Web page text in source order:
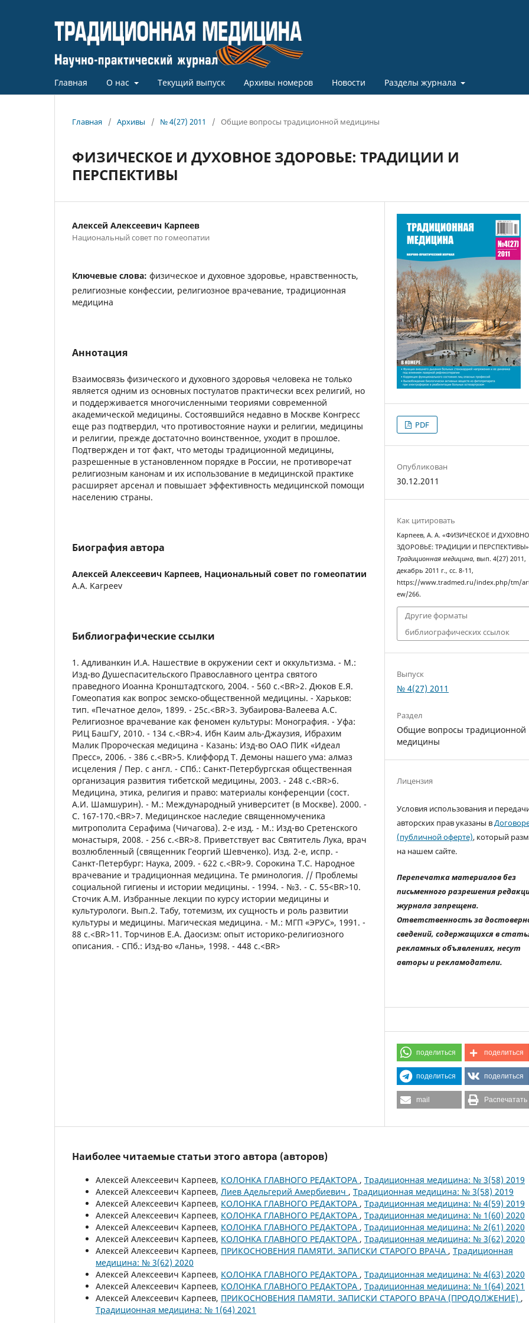
Главная О нас Текущий выпуск Архивы номеров Новости Разделы журнала
Главная / Архивы / № 4(27) 2011 / Общие вопросы традиционной медицины
ФИЗИЧЕСКОЕ И ДУХОВНОЕ ЗДОРОВЬЕ: ТРАДИЦИИ И
ПЕРСПЕКТИВЫ
Алексей Алексеевич Карпеев
Национальный совет по гомеопатии
Ключевые слова: физическое и духовное здоровье, нравственность,
религиозные конфессии, религиозное врачевание, традиционная
медицина
Аннотация
Взаимосвязь физического и духовного здоровья человека не только
является одним из основных постулатов практически всех религий, но
и поддерживается многочисленными теориями современной
академической медицины. Состоявшийся недавно в Москве Конгресс
еще раз подтвердил, что противостояние науки и религии, медицины
и религии, прежде достаточно воинственное, уходит в прошлое.
Подтвержден и тот факт, что методы традиционной медицины,
разрешенные в установленном порядке в России, не противоречат
религиозным канонам и их использование в медицинской практике
расширяет арсенал и повышает эффективность медицинской помощи
населению страны.
Биография автора
Алексей Алексеевич Карпеев, Национальный совет по гомеопатии
A.A. Karpeev
Библиографические ссылки
1. Адливанкин И.А. Нашествие в окружении сект и оккультизма. - М.:
Изд-во Душеспасительского Православного центра святого
праведного Иоанна Кронштадтского, 2004. - 560 с.<BR>2. Дюков Е.Я.
Гомеопатия как вопрос земско-общественной медицины. - Харьков:
тип. «Печатное дело», 1899. - 25с.<BR>3. Зубаирова-Валеева А.С.
Религиозное врачевание как феномен культуры: Монография. - Уфа:
РИЦ БашГУ, 2010. - 134 с.<BR>4. Ибн Каим аль-Джаузия, Ибрахим
Малик Пророческая медицина - Казань: Изд-во ОАО ПИК «Идеал
Пресс», 2006. - 386 с.<BR>5. Клиффорд Т. Демоны нашего ума: алмаз
исцеления / Пер. с англ. - СПб.: Санкт-Петербургская общественная
организация развития тибетской медицины, 2003. - 248 с.<BR>6.
Медицина, этика, религия и право: материалы конференции (сост.
А.И. Шамшурин). - М.: Международный университет (в Москве). 2000. -
С. 167-170.<BR>7. Медицинское наследие священномученика
митрополита Серафима (Чичагова). 2-е изд. - М.: Изд-во Сретенского
монастыря, 2008. - 256 с.<BR>8. Приветствует вас Святитель Лука, врач
возлюбленный (священник Георгий Шевченко). Изд. 2-е, испр. -
Санкт-Петербург: Наука, 2009. - 622 с.<BR>9. Сорокина Т.С. Народное
врачевание и традиционная медицина. Те рминология. // Проблемы
социальной гигиены и истории медицины. - 1994. - №3. - С. 55<BR>10.
Сточик А.М. Избранные лекции по курсу истории медицины и
культурологи. Вып.2. Табу, тотемизм, их сущность и роль развитии
культуры и медицины. Магическая медицина. - М.: МГП «ЭРУС», 1991. -
88 с.<BR>11. Торчинов Е.А. Даосизм: опыт историко-религиозного
описания. - СПб.: Изд-во «Лань», 1998. - 448 с.<BR>
PDF
Опубликован
30.12.2011
Как цитировать
Карпеев, А. А. «ФИЗИЧЕСКОЕ И
ЗДОРОВЬЕ: ТРАДИЦИИ И
Традиционная медицина, вып. 4(27) 2011,
декабрь 2011 г., сс. 8-11,
https://www.tradmed.ru/index.php/tm/
ew/266.
Другие форматы
библиографических ссылок
Выпуск
№ 4(27) 2011
Раздел
Общие вопросы традиционной
медицины
Лицензия
Условия использования и
авторских прав указаны в
(публичной оферте), который
на нашем сайте.
Перепечатка материалов без
письменного разрешения
журнала запрещена.
Ответственность за
сведений, содержащихся в
рекламных объявлениях, несут
авторы и рекламодатели.
поделиться поделиться
поделиться поделиться
mail Распечатать
Наиболее читаемые статьи этого автора (авторов)
Алексей Алексеевич Карпеев, КОЛОНКА ГЛАВНОГО РЕДАКТОРА , Традиционная медицина: № 3(58) 2019
Алексей Алексеевич Карпеев, Лиев Адельгерий Амербиевич , Традиционная медицина: № 3(58) 2019
Алексей Алексеевич Карпеев, КОЛОНКА ГЛАВНОГО РЕДАКТОРА , Традиционная медицина: № 4(59) 2019
Алексей Алексеевич Карпеев, КОЛОНКА ГЛАВНОГО РЕДАКТОРА , Традиционная медицина: № 1(60) 2020
Алексей Алексеевич Карпеев, КОЛОНКА ГЛАВНОГО РЕДАКТОРА , Традиционная медицина: № 2(61) 2020
Алексей Алексеевич Карпеев, КОЛОНКА ГЛАВНОГО РЕДАКТОРА , Традиционная медицина: № 3(62) 2020
Алексей Алексеевич Карпеев, ПРИКОСНОВЕНИЯ ПАМЯТИ. ЗАПИСКИ СТАРОГО ВРАЧА , Традиционная
медицина: № 3(62) 2020
Алексей Алексеевич Карпеев, КОЛОНКА ГЛАВНОГО РЕДАКТОРА , Традиционная медицина: № 4(63) 2020
Алексей Алексеевич Карпеев, КОЛОНКА ГЛАВНОГО РЕДАКТОРА , Традиционная медицина: № 1(64) 2021
Алексей Алексеевич Карпеев, ПРИКОСНОВЕНИЯ ПАМЯТИ. ЗАПИСКИ СТАРОГО ВРАЧА (ПРОДОЛЖЕНИЕ) ,
Традиционная медицина: № 1(64) 2021